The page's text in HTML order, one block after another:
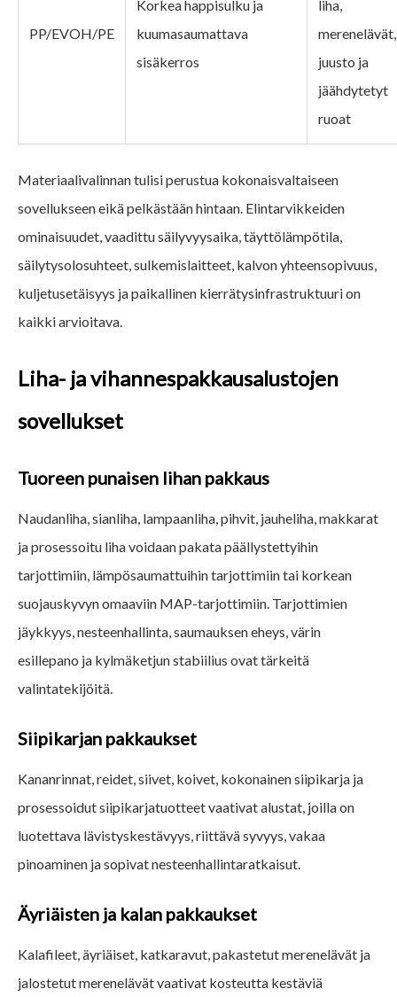
PP/EVOH/PE
Korkea happisulku ja
kuumasaumattava
sisäkerros
liha,
merenelävät,
juusto ja
jäähdytetyt
ruoat
Materiaalivalinnan tulisi perustua kokonaisvaltaiseen
sovellukseen eikä pelkästään hintaan. Elintarvikkeiden
ominaisuudet, vaadittu säilyvyysaika, täyttölämpötila,
säilytysolosuhteet, sulkemislaitteet, kalvon yhteensopivuus,
kuljetusetäisyys ja paikallinen kierrätysinfrastruktuuri on
kaikki arvioitava.
Liha- ja vihannespakkausalustojen
sovellukset
Tuoreen punaisen lihan pakkaus
Naudanliha, sianliha, lampaanliha, pihvit, jauheliha, makkarat
ja prosessoitu liha voidaan pakata päällystettyihin
tarjottimiin, lämpösaumattuihin tarjottimiin tai korkean
suojauskyvyn omaaviin MAP-tarjottimiin. Tarjottimien
jäykkyys, nesteenhallinta, saumauksen eheys, värin
esillepano ja kylmäketjun stabiilius ovat tärkeitä
valintatekijöitä.
Siipikarjan pakkaukset
Kananrinnat, reidet, siivet, koivet, kokonainen siipikarja ja
prosessoidut siipikarjatuotteet vaativat alustat, joilla on
luotettava lävistyskestävyys, riittävä syvyys, vakaa
pinoaminen ja sopivat nesteenhallintaratkaisut.
Äyriäisten ja kalan pakkaukset
Kalafileet, äyriäiset, katkaravut, pakastetut merenelävät ja
jalostetut merenelävät vaativat kosteutta kestäviä